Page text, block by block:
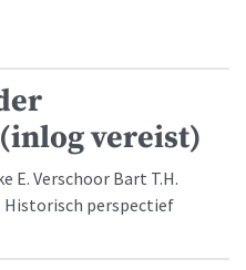
vereist)
E. Verschoor Bart T.H.
perspectief